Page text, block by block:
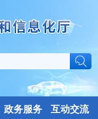
政务服务 互动交流